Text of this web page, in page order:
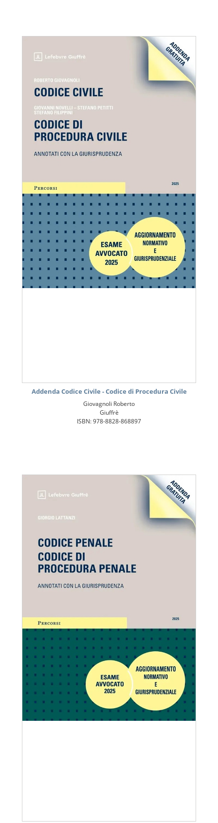
Addenda Codice Civile - Codice di Procedura Civile
Giovagnoli Roberto
Giuffrè
ISBN: 978-8828-868897